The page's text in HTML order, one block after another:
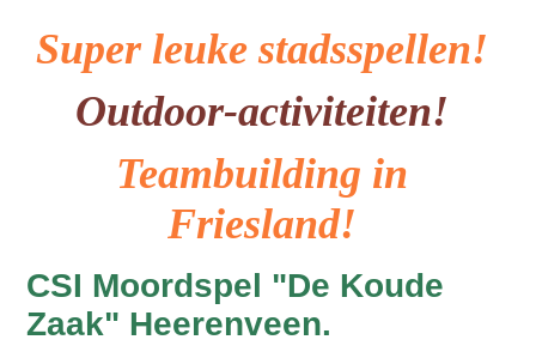
Super leuke stadsspellen!
Outdoor-activiteiten!
Teambuilding in
Friesland!
CSI Moordspel "De Koude
Zaak" Heerenveen.